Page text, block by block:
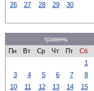
26
27 28 29 30
травень
Пн
Вт Ср Чт Пт Сб
1
3
4 5 6 7 8
10
11 12 13 14 15